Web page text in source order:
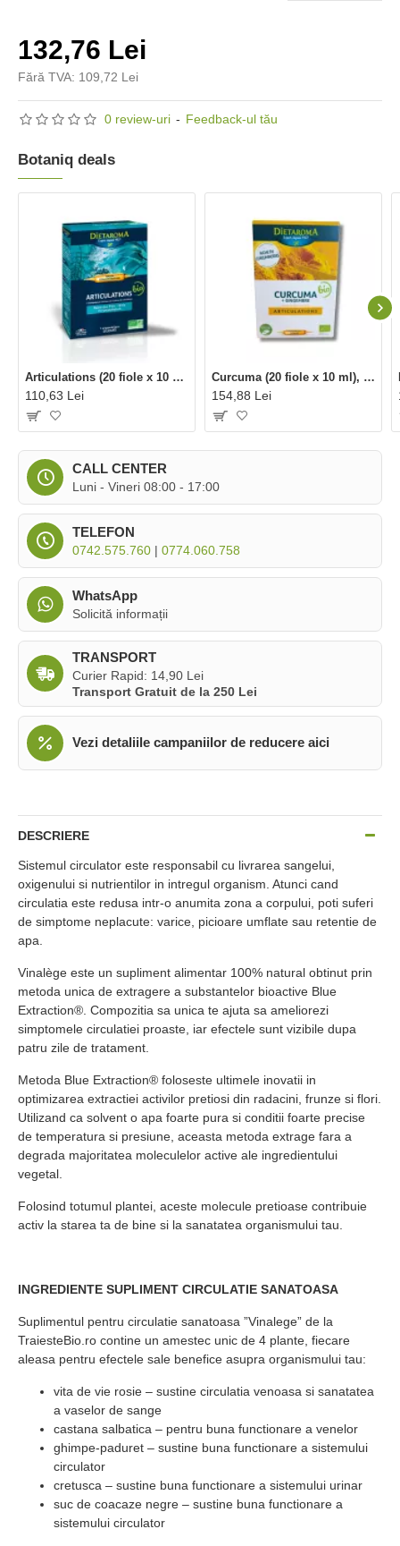
0 review-uri - Feedback-ul tău
132,76 Lei
Fără TVA: 109,72 Lei
CALL CENTER
Luni - Vineri 08:00 - 17:00
TELEFON
0742.575.760 | 0774.060.758
WhatsApp
Solicită informații
TRANSPORT
Curier Rapid: 14,90 Lei
Transport Gratuit de la 250 Lei
Vezi detaliile campaniilor de reducere aici
Botaniq deals
Articulations (20 fiole x 10 ml), Dietaroma
110,63 Lei
Curcuma (20 fiole x 10 ml), Dietaroma
154,88 Lei
DESCRIERE
Sistemul circulator este responsabil cu livrarea sangelui,
oxigenului si nutrientilor in intregul organism. Atunci cand
circulatia este redusa intr-o anumita zona a corpului, poti suferi
de simptome neplacute: varice, picioare umflate sau retentie de
apa.
Vinalège este un supliment alimentar 100% natural obtinut prin
metoda unica de extragere a substantelor bioactive Blue
Extraction®. Compozitia sa unica te ajuta sa ameliorezi
simptomele circulatiei proaste, iar efectele sunt vizibile dupa
patru zile de tratament.
Metoda Blue Extraction® foloseste ultimele inovatii in
optimizarea extractiei activilor pretiosi din radacini, frunze si flori.
Utilizand ca solvent o apa foarte pura si conditii foarte precise
de temperatura si presiune, aceasta metoda extrage fara a
degrada majoritatea moleculelor active ale ingredientului
vegetal.
Folosind totumul plantei, aceste molecule pretioase contribuie
activ la starea ta de bine si la sanatatea organismului tau.
INGREDIENTE SUPLIMENT CIRCULATIE SANATOASA
Suplimentul pentru circulatie sanatoasa ”Vinalege” de la
TraiesteBio.ro contine un amestec unic de 4 plante, fiecare
aleasa pentru efectele sale benefice asupra organismului tau:
vita de vie rosie – sustine circulatia venoasa si sanatatea
a vaselor de sange
castana salbatica – pentru buna functionare a venelor
ghimpe-paduret – sustine buna functionare a sistemului
circulator
cretusca – sustine buna functionare a sistemului urinar
suc de coacaze negre – sustine buna functionare a
sistemului circulator